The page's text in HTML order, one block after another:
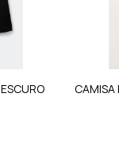
CAMISA